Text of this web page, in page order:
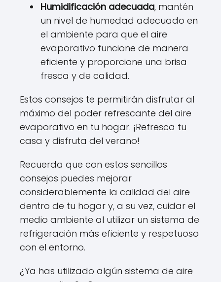
Humidificación adecuada, mantén
un nivel de humedad adecuado en
el ambiente para que el aire
evaporativo funcione de manera
eficiente y proporcione una brisa
fresca y de calidad.
Estos consejos te permitirán disfrutar al
máximo del poder refrescante del aire
evaporativo en tu hogar. ¡Refresca tu
casa y disfruta del verano!
Recuerda que con estos sencillos
consejos puedes mejorar
considerablemente la calidad del aire
dentro de tu hogar y, a su vez, cuidar el
medio ambiente al utilizar un sistema de
refrigeración más eficiente y respetuoso
con el entorno.
¿Ya has utilizado algún sistema de aire